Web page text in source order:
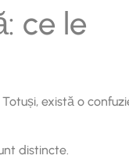
ce le
există o
distincte.